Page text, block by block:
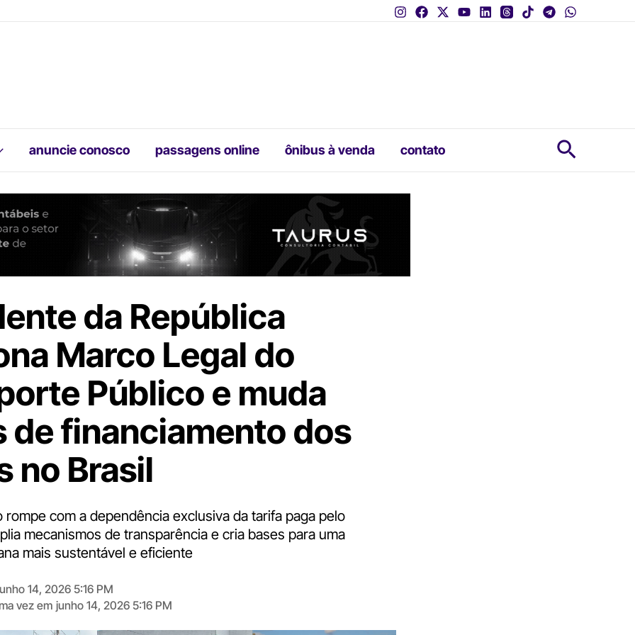
anuncie conosco passagens online ônibus à venda contato
da República
Marco Legal do
Público e muda
de financiamento dos
no Brasil
rompe com a dependência exclusiva da tarifa paga pelo
mecanismos de transparência e cria bases para uma
mais sustentável e eficiente
14, 2026 5:16 PM
vez em junho 14, 2026 5:16 PM